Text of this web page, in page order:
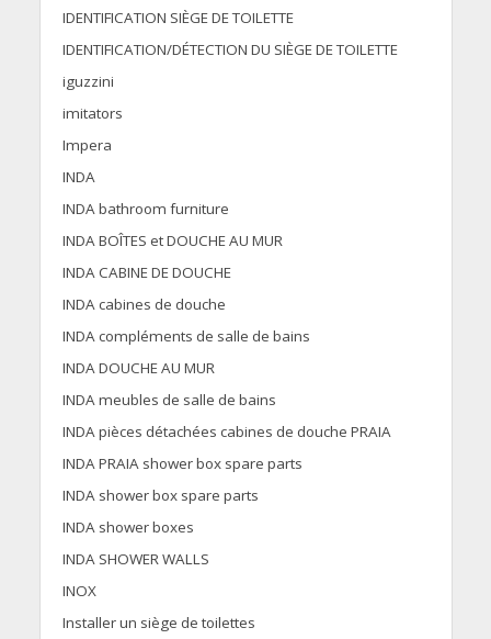
IDENTIFICATION SIÈGE DE TOILETTE
IDENTIFICATION/DÉTECTION DU SIÈGE DE TOILETTE
iguzzini
imitators
Impera
INDA
INDA bathroom furniture
INDA BOÎTES et DOUCHE AU MUR
INDA CABINE DE DOUCHE
INDA cabines de douche
INDA compléments de salle de bains
INDA DOUCHE AU MUR
INDA meubles de salle de bains
INDA pièces détachées cabines de douche PRAIA
INDA PRAIA shower box spare parts
INDA shower box spare parts
INDA shower boxes
INDA SHOWER WALLS
INOX
Installer un siège de toilettes